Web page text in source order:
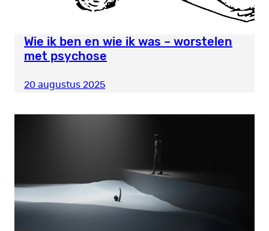
Wie ik ben en wie ik was – worstelen
met psychose
20 augustus 2025